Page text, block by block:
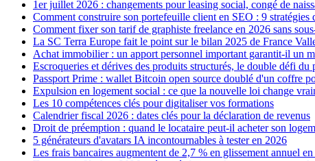
1er juillet 2026 : changements pour leasing social, congé de
Comment construire son portefeuille client en SEO : 9 stratégies
Comment fixer son tarif de graphiste freelance en 2026 sans
La SC Terra Europe fait le point sur le bilan 2025 de France
Achat immobilier : un apport personnel important garantit-il un
Escroqueries et dérives des produits structurés, le double défi
Passport Prime : wallet Bitcoin open source doublé d'un coffre
Expulsion en logement social : ce que la nouvelle loi change
Les 10 compétences clés pour digitaliser vos formations
Calendrier fiscal 2026 : dates clés pour la déclaration de revenus
Droit de préemption : quand le locataire peut-il acheter son
5 générateurs d'avatars IA incontournables à tester en 2026
Les frais bancaires augmentent de 2,7 % en glissement annuel